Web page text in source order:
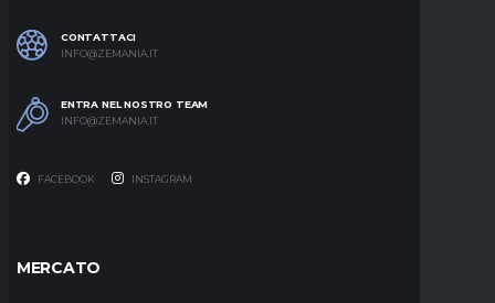
CONTATTACI
INFO@ZEMANIA.IT
ENTRA NEL NOSTRO TEAM
INFO@ZEMANIA.IT
FACEBOOK INSTAGRAM
MERCATO